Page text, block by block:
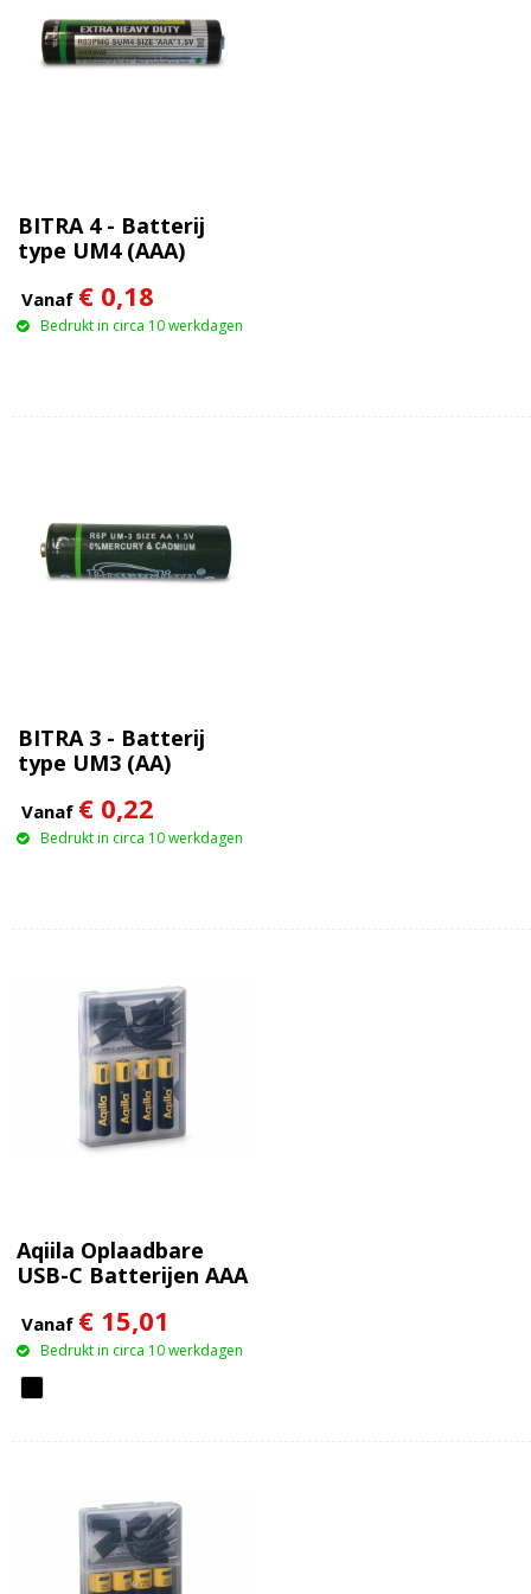
BITRA 4 - Batterij
type UM4 (AAA)
Vanaf € 0,18
Bedrukt in circa 10 werkdagen
BITRA 3 - Batterij
type UM3 (AA)
Vanaf € 0,22
Bedrukt in circa 10 werkdagen
Aqiila Oplaadbare
USB-C Batterijen AAA
Vanaf € 15,01
Bedrukt in circa 10 werkdagen